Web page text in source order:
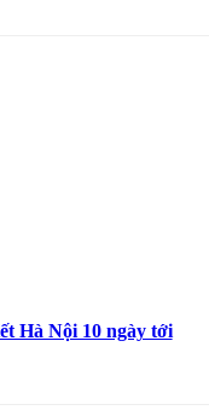
Hà Nội 10 ngày tới